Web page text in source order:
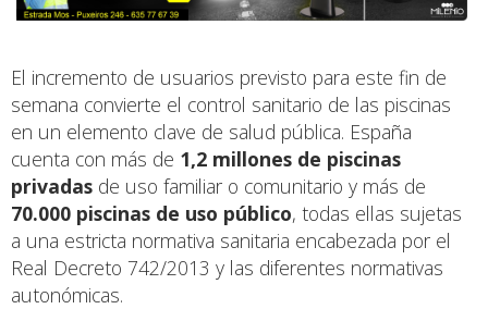
El incremento de usuarios previsto para este fin de
semana convierte el control sanitario de las piscinas
en un elemento clave de salud pública. España
cuenta con más de 1,2 millones de piscinas
privadas de uso familiar o comunitario y más de
70.000 piscinas de uso público, todas ellas sujetas
a una estricta normativa sanitaria encabezada por el
Real Decreto 742/2013 y las diferentes normativas
autonómicas.